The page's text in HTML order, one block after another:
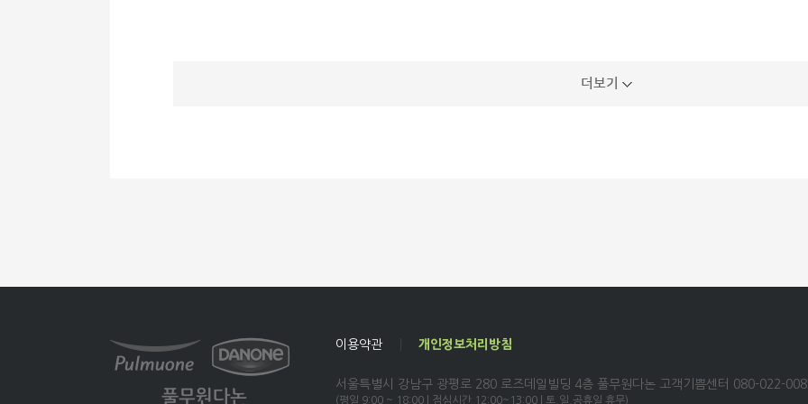
더보기
이용약관 개인정보처리방침
서울특별시 강남구 광평로 280 로즈데일빌딩 4층 풀무원다논 고객기쁨센터 080-022-
(평일 9:00 ~ 18:00 | 점심시간 12:00~13:00 | 토,일,공휴일 휴무)